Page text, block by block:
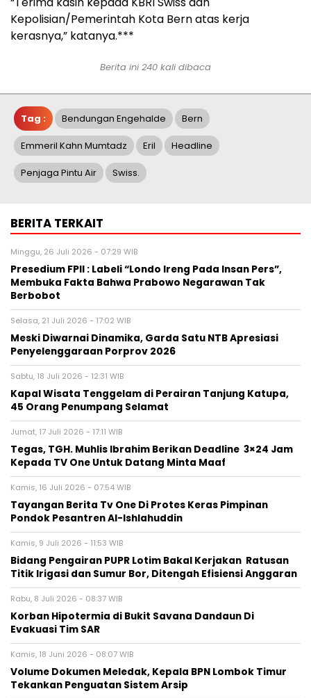
Kepolisian/Pemerintah Kota Bern atas kerja
kerasnya,” katanya.***
Berita ini 240 kali dibaca
Tag : Bendungan Engehalde Bern
Emmeril Kahn Mumtadz Eril Headline
Penjaga Pintu Air Swiss.
BERITA TERKAIT
Minggu, 26 Juli 2026 - 07:29 WIB
Presedium FPII : Labeli “Londo Ireng Pada Insan Pers”,
Membuka Fakta Bahwa Prabowo Negarawan Tak
Berbobot
Selasa, 21 Juli 2026 - 17:02 WIB
Meski Diwarnai Dinamika, Garda Satu NTB Apresiasi
Penyelenggaraan Porprov 2026 ‎
Sabtu, 18 Juli 2026 - 12:31 WIB
Kapal Wisata Tenggelam di Perairan Tanjung Katupa,
45 Orang Penumpang Selamat
Jumat, 17 Juli 2026 - 17:11 WIB
Tegas, TGH. Muhlis Ibrahim Berikan Deadline 3×24 Jam
Kepada TV One Untuk Datang Minta Maaf
Kamis, 16 Juli 2026 - 07:54 WIB
Tayangan Berita Tv One Di Protes Keras Pimpinan
Pondok Pesantren Al-Ishlahuddin
Kamis, 9 Juli 2026 - 11:53 WIB
Bidang Pengairan PUPR Lotim Bakal Kerjakan Ratusan
Titik Irigasi dan Sumur Bor, Ditengah Efisiensi Anggaran
Rabu, 8 Juli 2026 - 08:37 WIB
Korban Hipotermia di Bukit Savana Dandaun Di
Evakuasi Tim SAR
Kamis, 18 Juni 2026 - 08:07 WIB
Volume Dokumen Meledak, Kepala BPN Lombok Timur
Tekankan Penguatan Sistem Arsip